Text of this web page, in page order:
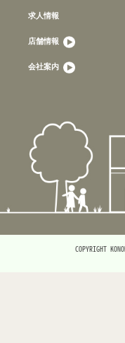
求人情報
店舗情報
会社案内
COPYRIGHT